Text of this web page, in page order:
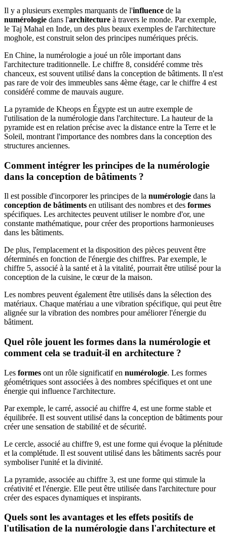
Il y a plusieurs exemples marquants de l'influence de la
numérologie dans l'architecture à travers le monde. Par exemple,
le Taj Mahal en Inde, un des plus beaux exemples de l'architecture
moghole, est construit selon des principes numériques précis.
En Chine, la numérologie a joué un rôle important dans
l'architecture traditionnelle. Le chiffre 8, considéré comme très
chanceux, est souvent utilisé dans la conception de bâtiments. Il n'est
pas rare de voir des immeubles sans 4ème étage, car le chiffre 4 est
considéré comme de mauvais augure.
La pyramide de Kheops en Égypte est un autre exemple de
l'utilisation de la numérologie dans l'architecture. La hauteur de la
pyramide est en relation précise avec la distance entre la Terre et le
Soleil, montrant l'importance des nombres dans la conception des
structures anciennes.
Comment intégrer les principes de la numérologie
dans la conception de bâtiments ?
Il est possible d'incorporer les principes de la numérologie dans la
conception de bâtiments en utilisant des nombres et des formes
spécifiques. Les architectes peuvent utiliser le nombre d'or, une
constante mathématique, pour créer des proportions harmonieuses
dans les bâtiments.
De plus, l'emplacement et la disposition des pièces peuvent être
déterminés en fonction de l'énergie des chiffres. Par exemple, le
chiffre 5, associé à la santé et à la vitalité, pourrait être utilisé pour la
conception de la cuisine, le cœur de la maison.
Les nombres peuvent également être utilisés dans la sélection des
matériaux. Chaque matériau a une vibration spécifique, qui peut être
alignée sur la vibration des nombres pour améliorer l'énergie du
bâtiment.
Quel rôle jouent les formes dans la numérologie et
comment cela se traduit-il en architecture ?
Les formes ont un rôle significatif en numérologie. Les formes
géométriques sont associées à des nombres spécifiques et ont une
énergie qui influence l'architecture.
Par exemple, le carré, associé au chiffre 4, est une forme stable et
équilibrée. Il est souvent utilisé dans la conception de bâtiments pour
créer une sensation de stabilité et de sécurité.
Le cercle, associé au chiffre 9, est une forme qui évoque la plénitude
et la complétude. Il est souvent utilisé dans les bâtiments sacrés pour
symboliser l'unité et la divinité.
La pyramide, associée au chiffre 3, est une forme qui stimule la
créativité et l'énergie. Elle peut être utilisée dans l'architecture pour
créer des espaces dynamiques et inspirants.
Quels sont les avantages et les effets positifs de
l'utilisation de la numérologie dans l'architecture et